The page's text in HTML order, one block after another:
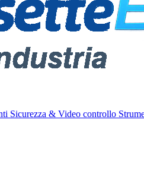
Sicurezza & Video controllo